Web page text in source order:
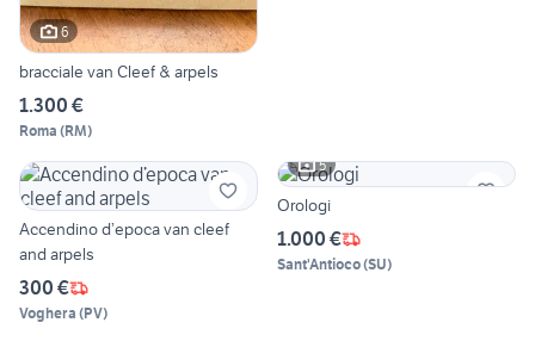
6
bracciale van Cleef & arpels
1.300 €
Roma (RM)
Accendino d’epoca van cleef
and arpels
300 €
Voghera (PV)
5
Orologi
1.000 €
Sant'Antioco(SU)